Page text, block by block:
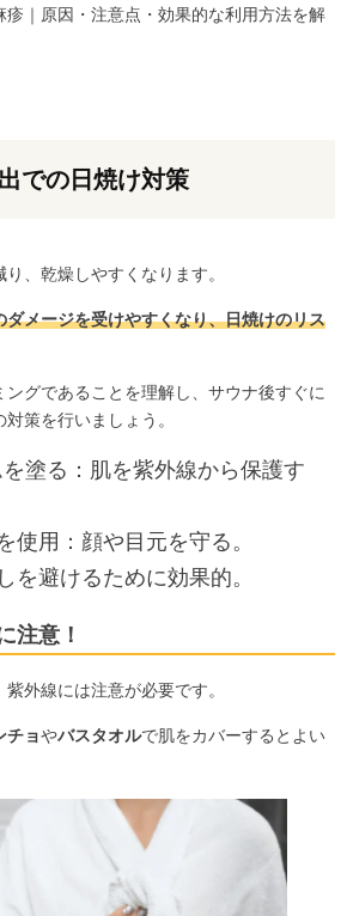
疹｜原因・注意点・効果的な利用方法を解
での日焼け対策
、乾燥しやすくなります。
ダメージを受けやすくなり、日焼けのリス
グであることを理解し、サウナ後すぐに
策を行いましょう。
塗る：肌を紫外線から保護す
使用：顔や目元を守る。
を避けるために効果的。
注意！
外線には注意が必要です。
チョやバスタオルで肌をカバーするとよい